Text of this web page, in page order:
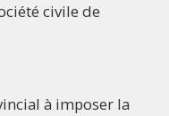
civile de
à imposer la